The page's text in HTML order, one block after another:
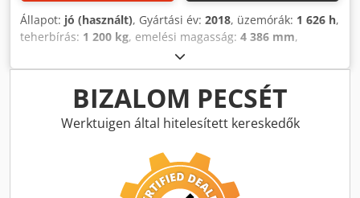
Állapot: jó (használt), Gyártási év: 2018, üzemórák: 1 626 h,
teherbírás: 1 200 kg, emelési magasság: 4 386 mm,
elektromos, oszlop típusa:
építési magasság:1 930 mm, saját tömeg:950 kg,
futásteljesítmény: 1 626 km, Elektromos triplex
emelőtargonca Márka: Linde (Németország) Gyártási év:
2018 Csak 1.626 üzemóra Teherbírás: 1.200 kg Emelési
FREELIFT-tel felszerelve Dkodpfoy Sa Hbjx Ah Dor
Akkumulátor: karbantartásmentes zselés akkumulátor
Külső töltővel Automata töltőrendszerrel
BIZALOM PECSÉT
Werktuigen által hitelesített kereskedők